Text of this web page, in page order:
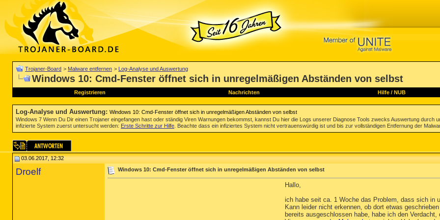
Trojaner-Board > Malware entfernen > Log-Analyse und Auswertung
Windows 10: Cmd-Fenster öffnet sich in unregelmäßigen Abständen von selbst
Registrieren Nachrichten Hilfe/ NUB
Log-Analyse und Auswertung: Windows 10: Cmd-Fenster öffnet sich in unregelmäßigen Abständen von selbst
Windows 7 Wenn Du Dir einen Trojaner eingefangen hast oder ständig Viren Warnungen bekommst, kannst Du hier die Logs unserer Diagnose Tools zwecks Auswertung
infizierte System zuerst untersucht werden: Erste Schritte zur Hilfe . Beachte dass ein infiziertes System nicht vertrauenswürdig ist und bis zur vollständigen Entfernung der
03.06.2017, 12:32
Droelf Windows 10: Cmd-Fenster öffnet sich in unregelmäßigen Abständen von selbst
Hallo,
ich habe seit ca. 1 Woche das Problem, dass sich in
Kann leider nicht erkennen, ob dort etwas
bereits ausgeschlossen habe, habe ich den